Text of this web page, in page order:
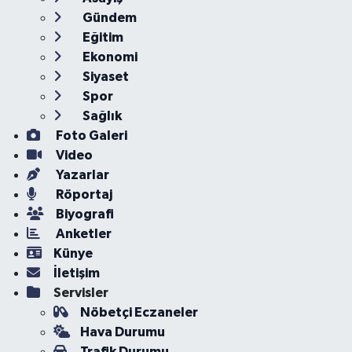
Gündem
Eğitim
Ekonomi
Siyaset
Spor
Sağlık
Foto Galeri
Video
Yazarlar
Röportaj
Biyografi
Anketler
Künye
İletişim
Servisler
Nöbetçi Eczaneler
Hava Durumu